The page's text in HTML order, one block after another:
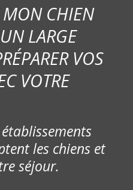
MON CHIEN
LARGE
VOS
VOTRE
les chiens et
séjour.